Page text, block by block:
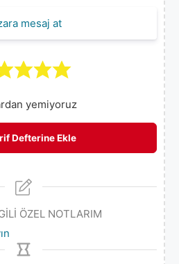
mesaj at
yemiyoruz
Defterine Ekle
ÖZEL NOTLARIM